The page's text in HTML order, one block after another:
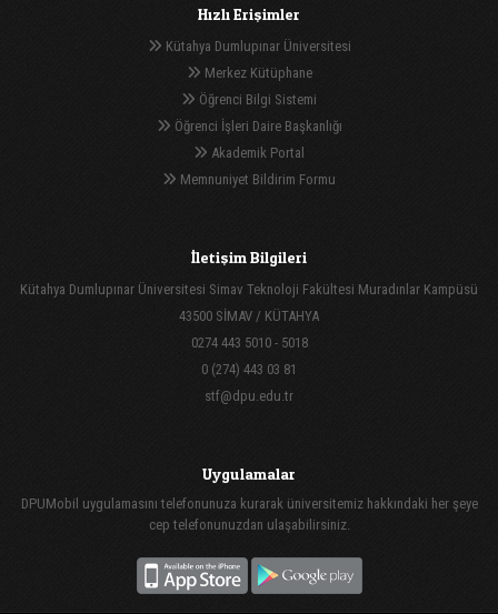
Hızlı Erişimler
Kütahya Dumlupınar Üniversitesi
Merkez Kütüphane
Öğrenci Bilgi Sistemi
Öğrenci İşleri Daire Başkanlığı
Akademik Portal
Memnuniyet Bildirim Formu
İletişim Bilgileri
Kütahya Dumlupınar Üniversitesi Simav Teknoloji Fakültesi Muradınlar Kampüsü
43500 SİMAV / KÜTAHYA
0274 443 5010 - 5018
0 (274) 443 03 81
stf@dpu.edu.tr
Uygulamalar
DPUMobil uygulamasını telefonunuza kurarak üniversitemiz hakkındaki her şeye
cep telefonunuzdan ulaşabilirsiniz.